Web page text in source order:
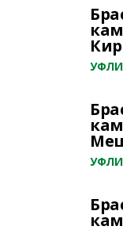
УФЛИ
УФЛИ